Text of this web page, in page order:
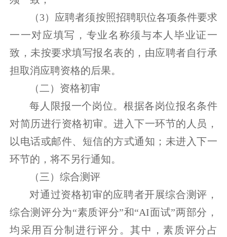
（3）应聘者须按照招聘职位各项条件要求
一一对应填写，专业名称须与本人毕业证一
致，未按要求填写报名表的，由应聘者自行承
担取消应聘资格的后果。
（二）资格初审
每人限报一个岗位。根据各岗位报名条件
对简历进行资格初审。进入下一环节的人员，
以电话或邮件、短信的方式通知；未进入下一
环节的，将不另行通知。
（三）综合测评
对通过资格初审的应聘者开展综合测评，
综合测评分为“素质评分”和“AI面试”两部分，
均采用百分制进行评分。其中，素质评分占